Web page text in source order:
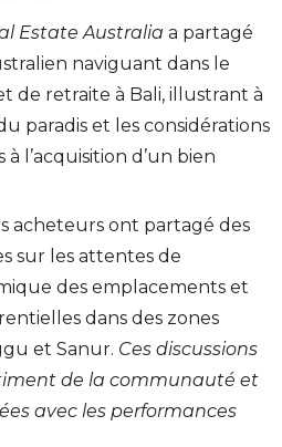
Estate Australia a partagé
naviguant dans le
de retraite à Bali, illustrant à
paradis et les considérations
l’acquisition d’un bien
acheteurs ont partagé des
sur les attentes de
des emplacements et
dans des zones
et Sanur. Ces discussions
de la communauté et
avec les performances